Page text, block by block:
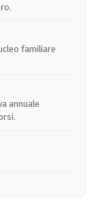
familiare
annuale